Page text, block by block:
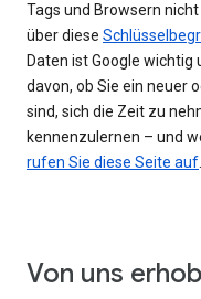
Tags und Browsern
über diese
Daten ist Google
davon, ob Sie ein neuer
sind, sich die Zeit zu
kennenzulernen – und
rufen Sie diese Seite auf.
Von uns